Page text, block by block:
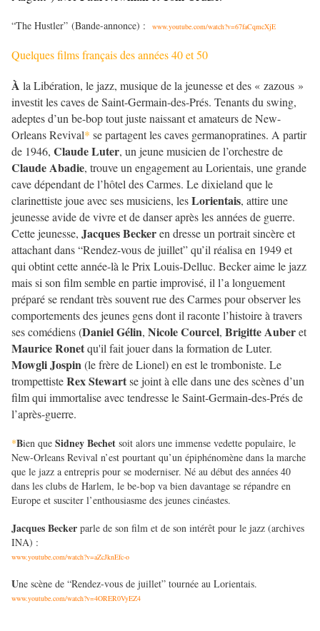
“The Hustler” (Bande-annonce) : www.youtube.com/watch?v=67faCqmcXjE
Quelques films français des années 40 et 50
À la Libération, le jazz, musique de la jeunesse et des « zazous »
investit les caves de Saint-Germain-des-Prés. Tenants du swing,
adeptes d’un be-bop tout juste naissant et amateurs de New-
Orleans Revival* se partagent les caves germanopratines. A partir
de 1946, Claude Luter, un jeune musicien de l’orchestre de
Claude Abadie, trouve un engagement au Lorientais, une grande
cave dépendant de l’hôtel des Carmes. Le dixieland que le
clarinettiste joue avec ses musiciens, lesLorientais, attire une
jeunesse avide de vivre et de danser après les années de guerre.
Cette jeunesse, Jacques Beckeren dresse un portrait sincère et
attachant dans “Rendez-vous de juillet” qu’il réalisa en 1949 et
qui obtint cette année-là le Prix Louis-Delluc. Becker aime le jazz
mais si son film semble en partie improvisé, il l’a longuement
préparé se rendant très souvent rue des Carmes pour observer les
comportements des jeunes gens dont il raconte l’histoire à travers
ses comédiens (Daniel Gélin, Nicole Courcel, Brigitte Auberet
Maurice Ronetqu'il fait jouer dans la formation de Luter.
Mowgli Jospin (le frère de Lionel) en est le tromboniste. Le
trompettisteRex Stewartse joint à elle dans une des scènes d’un
film qui immortalise avec tendresse le Saint-Germain-des-Prés de
l’après-guerre.
*Bien que Sidney Bechet soit alors une immense vedette populaire, le
New-Orleans Revival n’est pourtant qu’un épiphénomène dans la marche
que le jazz a entrepris pour se moderniser. Né au début des années 40
dans les clubs de Harlem, le be-bop va bien davantage se répandre en
Europe et susciter l’enthousiasme des jeunes cinéastes.
Jacques Becker parle de son film et de son intérêt pour le jazz (archives
INA) :
www.youtube.com/watch?v=aZcJknEfc-o
Une scène de “Rendez-vous de juillet” tournée au Lorientais.
www.youtube.com/watch?v=4ORER0VyEZ4